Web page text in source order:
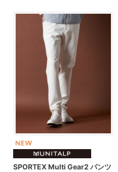
SPORTEX Multi Gear2 パンツ